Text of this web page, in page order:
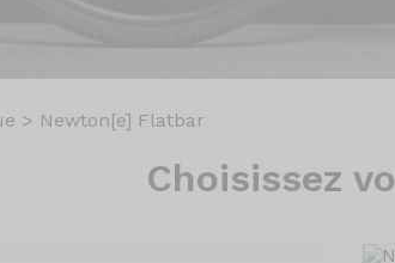
> Newton[e] Flatbar
Choisissez